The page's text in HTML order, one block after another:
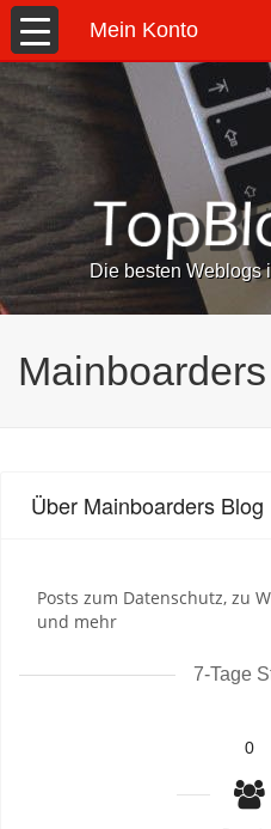
Mein Konto
Die besten Weblogs
Über Mainboarders Blog
Posts zum Datenschutz, zu
und mehr
7-Tage
0